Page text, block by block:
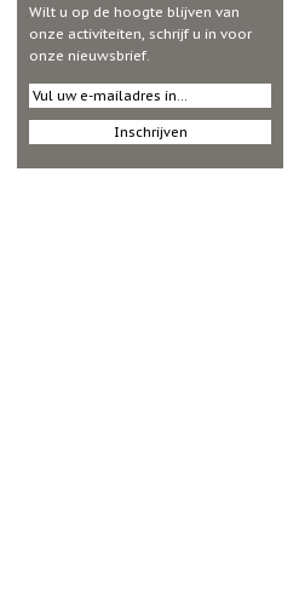
Wilt u op de hoogte blijven van
onze activiteiten, schrijf u in voor
onze nieuwsbrief.